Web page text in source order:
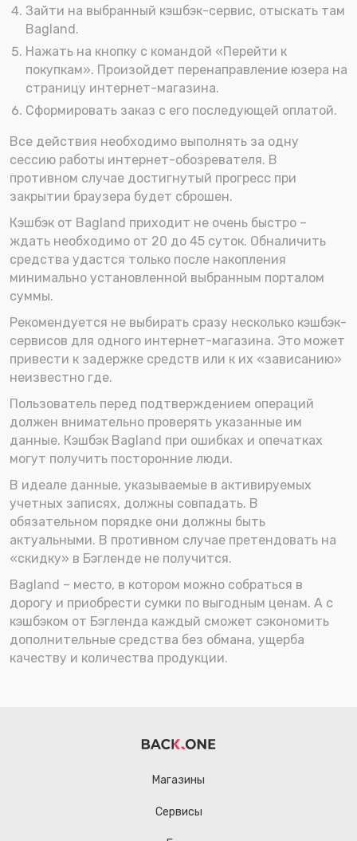
Зайти на выбранный кэшбэк-сервис, отыскать там
Bagland.
Нажать на кнопку с командой «Перейти к
покупкам». Произойдет перенаправление юзера на
страницу интернет-магазина.
Сформировать заказ с его последующей оплатой.
Все действия необходимо выполнять за одну
сессию работы интернет-обозревателя. В
противном случае достигнутый прогресс при
закрытии браузера будет сброшен.
Кэшбэк от Bagland приходит не очень быстро –
ждать необходимо от 20 до 45 суток. Обналичить
средства удастся только после накопления
минимально установленной выбранным порталом
суммы.
Рекомендуется не выбирать сразу несколько кэшбэк-
сервисов для одного интернет-магазина. Это может
привести к задержке средств или к их «зависанию»
неизвестно где.
Пользователь перед подтверждением операций
должен внимательно проверять указанные им
данные. Кэшбэк Bagland при ошибках и опечатках
могут получить посторонние люди.
В идеале данные, указываемые в активируемых
учетных записях, должны совпадать. В
обязательном порядке они должны быть
актуальными. В противном случае претендовать на
«скидку» в Бэгленде не получится.
Bagland – место, в котором можно собраться в
дорогу и приобрести сумки по выгодным ценам. А с
кэшбэком от Бэгленда каждый сможет сэкономить
дополнительные средства без обмана, ущерба
качеству и количества продукции.
Магазины
Сервисы